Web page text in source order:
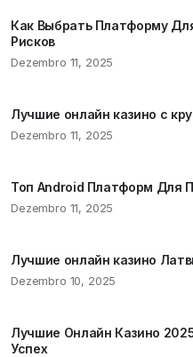
Как Выбрать Платформу
Рисков
Dezembro 11, 2025
Лучшие онлайн казино с
Dezembro 11, 2025
Топ Android Платформ Для
Dezembro 11, 2025
Лучшие онлайн казино
Dezembro 10, 2025
Лучшие Онлайн Казино
Успех